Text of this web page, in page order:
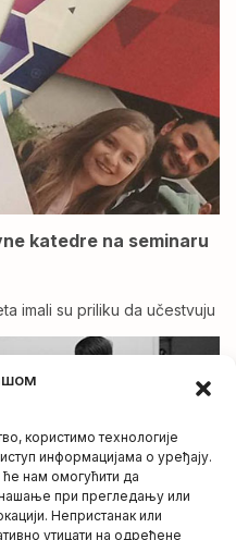
користимо технологије
информацијама о уређају.
ће нам омогућити да
при прегледању или
Непристанак или
утицати на одређене
katedre na seminaru
imali su priliku da učestvuju